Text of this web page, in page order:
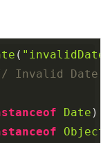
( "invalidDate"
Invalid Date
Date )
Object